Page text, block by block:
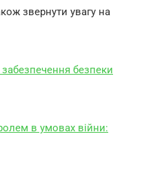
звернути увагу на
безпеки
в умовах війни: